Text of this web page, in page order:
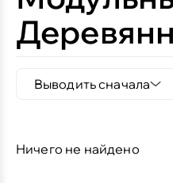
Выводить сначала
Ничего не найдено